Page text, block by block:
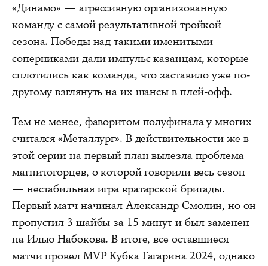
«Динамо» — агрессивную организованную
команду с самой результативной тройкой
сезона. Победы над такими именитыми
соперниками дали импульс казанцам, которые
сплотились как команда, что заставило уже по-
другому взглянуть на их шансы в плей-офф.
Тем не менее, фаворитом полуфинала у многих
считался «Металлург». В действительности же в
этой серии на первый план вылезла проблема
магнитогорцев, о которой говорили весь сезон
— нестабильная игра вратарской бригады.
Первый матч начинал Александр Смолин, но он
пропустил 3 шайбы за 15 минут и был заменен
на Илью Набокова. В итоге, все оставшиеся
матчи провел MVP Кубка Гагарина 2024, однако